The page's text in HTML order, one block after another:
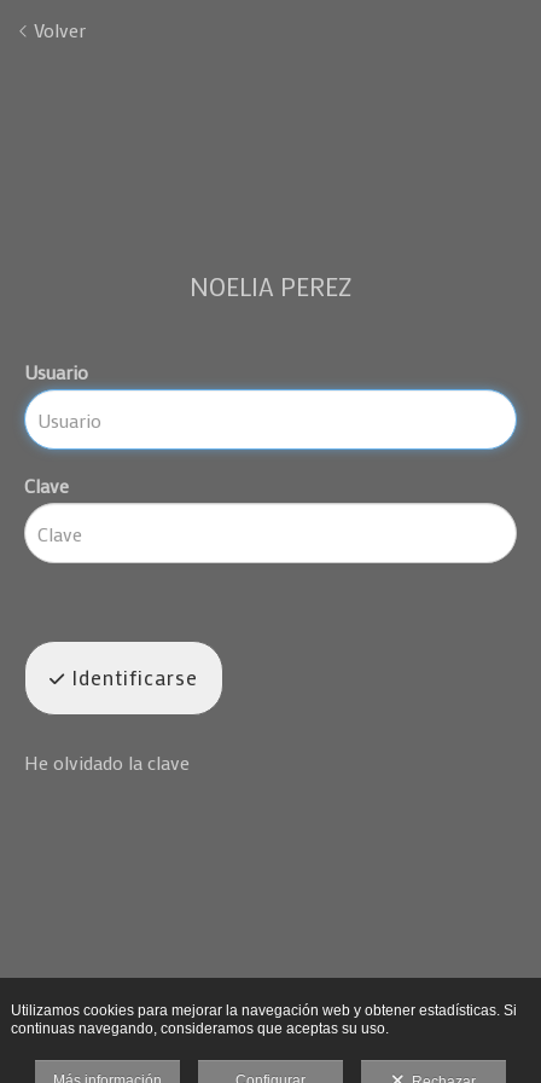
Volver
NOELIA PEREZ
Usuario
Clave
Identificarse
He olvidado la clave
Utilizamos cookies para mejorar la navegación web y obtener estadísticas. Si
continuas navegando, consideramos que aceptas su uso.